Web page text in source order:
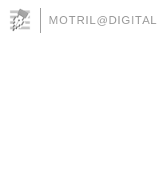
MOTRIL@DIGITAL